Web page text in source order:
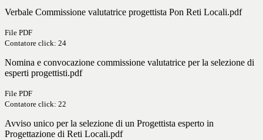
Verbale Commissione valutatrice progettista Pon Reti Locali.pdf
File PDF
Contatore click: 24
Nomina e convocazione commissione valutatrice per la selezione di
esperti progettisti.pdf
File PDF
Contatore click: 22
Avviso unico per la selezione di un Progettista esperto in
Progettazione di Reti Locali.pdf